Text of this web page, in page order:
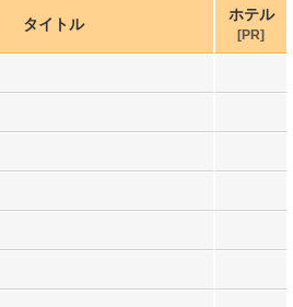
タイトル
ホテル
[PR]